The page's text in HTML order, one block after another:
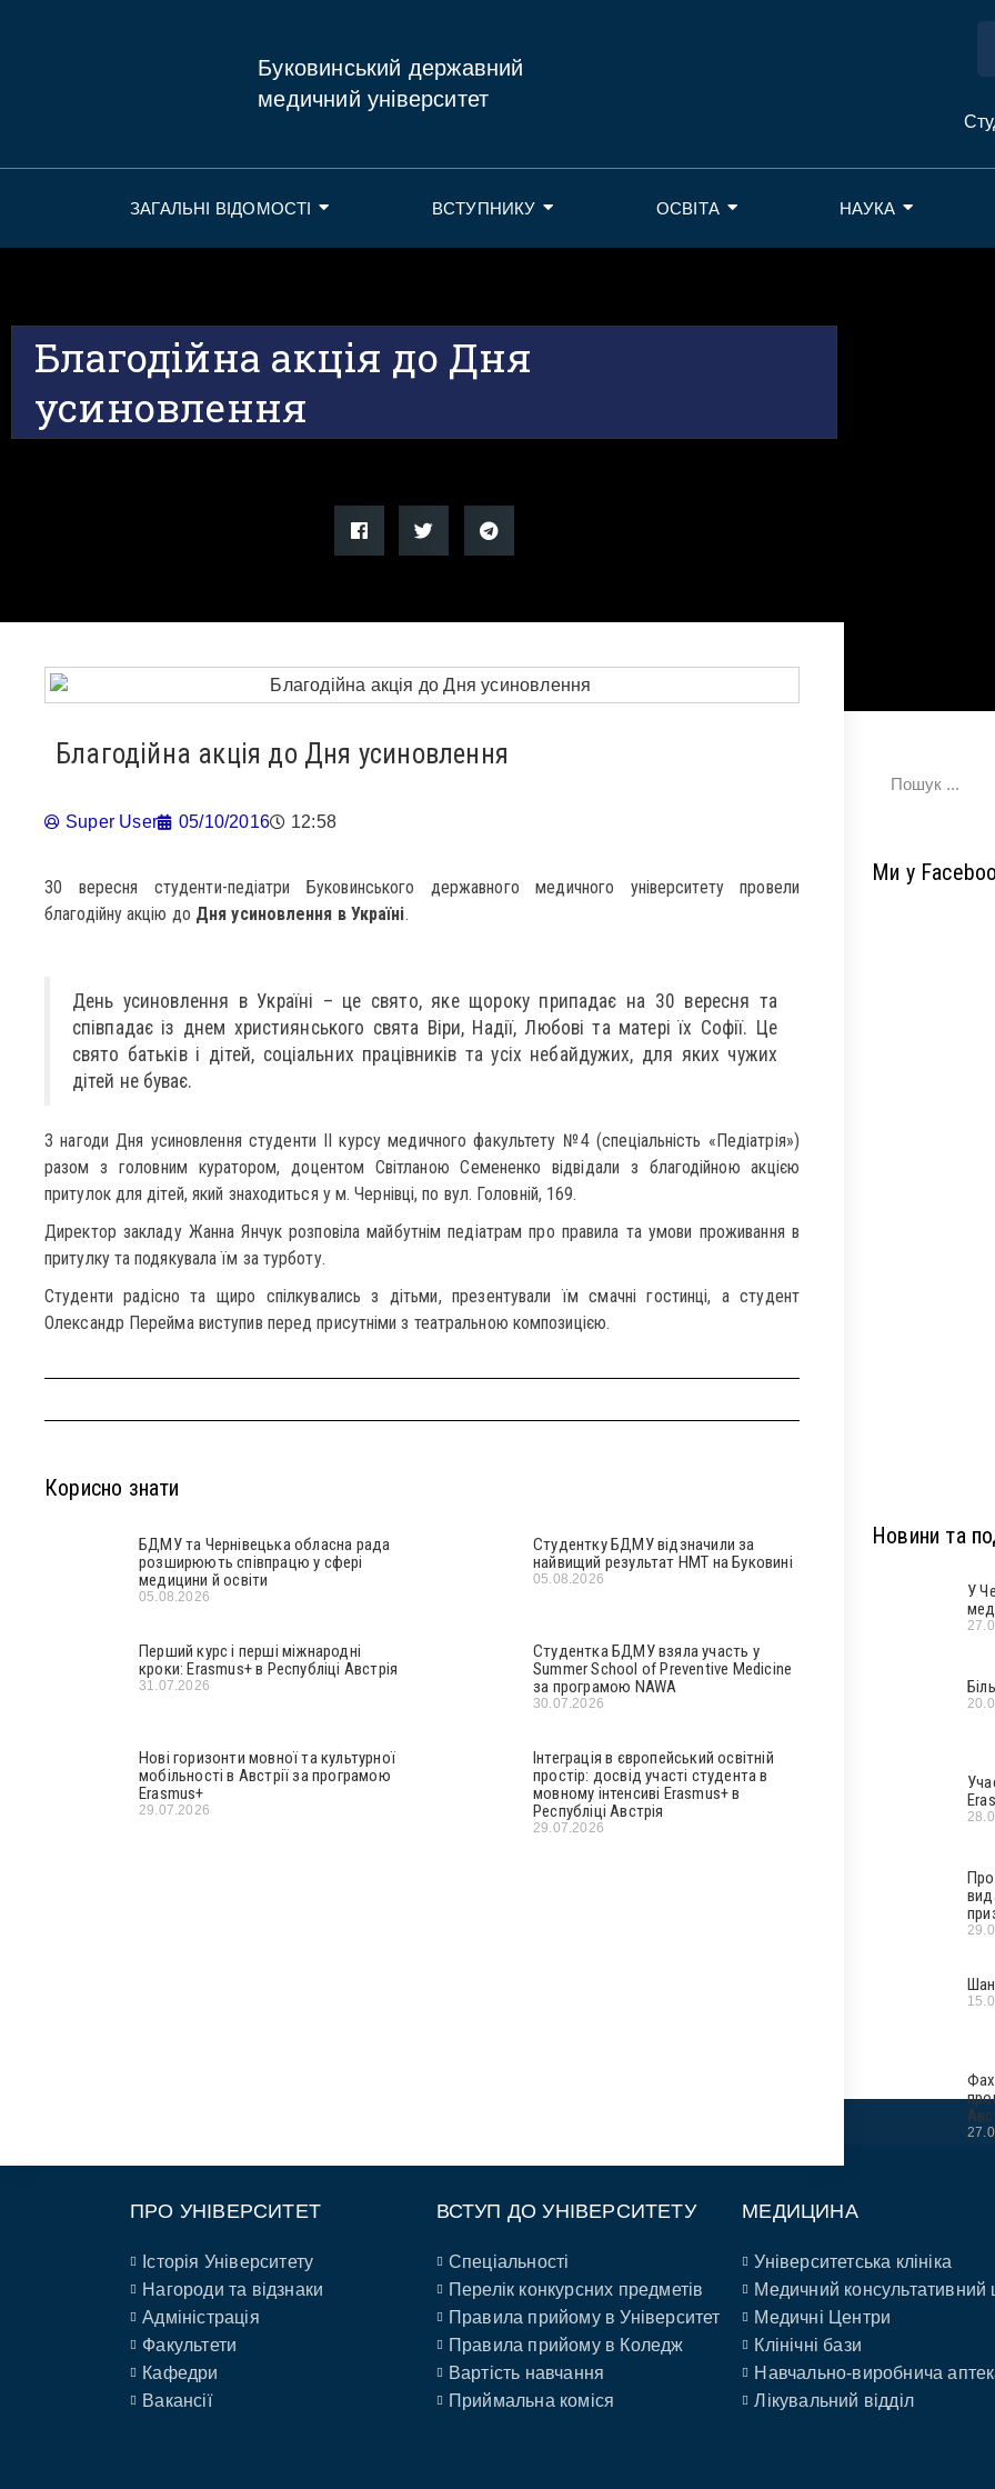
Буковинський державний
медичний університет
ЗАГАЛЬНІ ВІДОМОСТІ ВСТУПНИКУ ОСВІТА НАУКА
Благодійна акція до Дня
усиновлення
Благодійна акція до Дня усиновлення
Super User 05/10/2016 12:58
30 вересня студенти-педіатри Буковинського державного медичного університету провели
благодійну акцію до Дня усиновлення в Україні.
День усиновлення в Україні – це свято, яке щороку припадає на 30 вересня та
співпадає із днем християнського свята Віри, Надії, Любові та матері їх Софії. Це
свято батьків і дітей, соціальних працівників та усіх небайдужих, для яких чужих
дітей не буває.
З нагоди Дня усиновлення студенти ІІ курсу медичного факультету №4 (спеціальність «Педіатрія»)
разом з головним куратором, доцентом Світланою Семененко відвідали з благодійною акцією
притулок для дітей, який знаходиться у м. Чернівці, по вул. Головній, 169.
Директор закладу Жанна Янчук розповіла майбутнім педіатрам про правила та умови проживання в
притулку та подякувала їм за турботу.
Студенти радісно та щиро спілкувались з дітьми, презентували їм смачні гостинці, а студент
Олександр Перейма виступив перед присутніми з театральною композицією.
Корисно знати
БДМУ та Чернівецька обласна рада
розширюють співпрацю у сфері
медицини й освіти
05.08.2026
Студентку БДМУ відзначили за
найвищий результат НМТ на Буковині
05.08.2026
Перший курс і перші міжнародні
кроки: Erasmus+ в Республіці Австрія
31.07.2026
Студентка БДМУ взяла участь у
Summer School of Preventive Medicine
за програмою NAWA
30.07.2026
Нові горизонти мовної та культурної
мобільності в Австрії за програмою
Erasmus+
29.07.2026
Інтеграція в європейський освітній
простір: досвід участі студента в
мовному інтенсиві Erasmus+ в
Республіці Австрія
29.07.2026
Ми у
Новини та
У
ПРО УНІВЕРСИТЕТ
Історія Університету
Нагороди та відзнаки
Адміністрація
Факультети
Кафедри
Вакансії
ВСТУП ДО УНІВЕРСИТЕТУ
Спеціальності
Перелік конкурсних предметів
Правила прийому в Університет
Правила прийому в Коледж
Вартість навчання
Приймальна коміся
МЕДИЦИНА
Університетська клініка
Медичний консультативний
Медичні Центри
Клінічні бази
Навчально-виробнича
Лікувальний відділ